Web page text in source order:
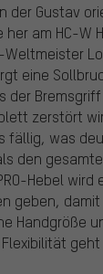
der Gustav
her am HC-W
eine
der
zerstört
fällig, was
den
Hebel wird
geben, damit
Handgröße